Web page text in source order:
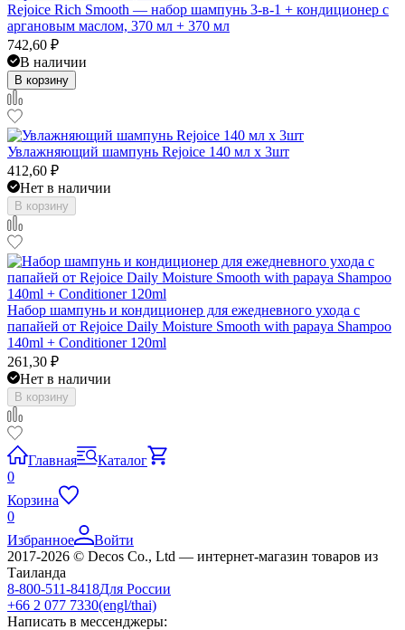
Rejoice Rich Smooth — набор шампунь 3-в-1 + кондиционер с
аргановым маслом, 370 мл + 370 мл
742,60 ₽
В наличии
В корзину
Увлажняющий шампунь Rejoice 140 мл x 3шт
412,60 ₽
Нет в наличии
В корзину
Набор шампунь и кондиционер для ежедневного ухода с
папайей от Rejoice Daily Moisture Smooth with papaya Shampoo
140ml + Conditioner 120ml
261,30 ₽
Нет в наличии
В корзину
Главная
Каталог
0
Корзина
0
Избранное
Войти
2017-2026 © Decos Co., Ltd — интернет-магазин товаров из
Таиланда
8-800-511-8418Для России
+66 2 077 7330(engl/thai)
Написать в мессенджеры: